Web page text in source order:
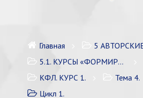
Главная
5 АВТОРСКИЕ КУРСЫ.
5.1. КУРСЫ «ФОРМИРОВАНИЕ ЛИЧНОСТИ» / 7 курсов
КФЛ. КУРС 1.
Тема 4.
Цикл 1.